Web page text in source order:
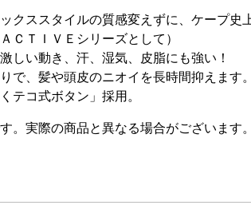
クススタイルの質感変えずに、ケープ史
ＣＴＩＶＥシリーズとして）
しい動き、汗、湿気、皮脂にも強い！
で、髪や頭皮のニオイを長時間抑えます。
テコ式ボタン」採用。
。実際の商品と異なる場合がございます。